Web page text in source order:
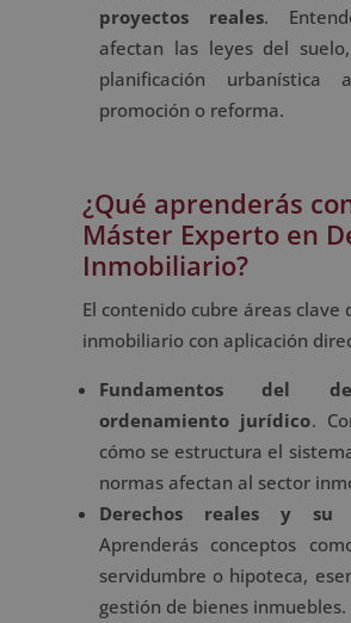
proyectos reales.
afectan las leyes del
planificación urbanística
promoción o reforma.
¿Qué aprenderás
Máster Experto en
Inmobiliario?
El contenido cubre áreas clave
inmobiliario con aplicación
Fundamentos del
ordenamiento jurídico.
cómo se estructura el
normas afectan al sector
Derechos reales y su
Aprenderás conceptos
servidumbre o hipoteca,
gestión de bienes inmuebles.